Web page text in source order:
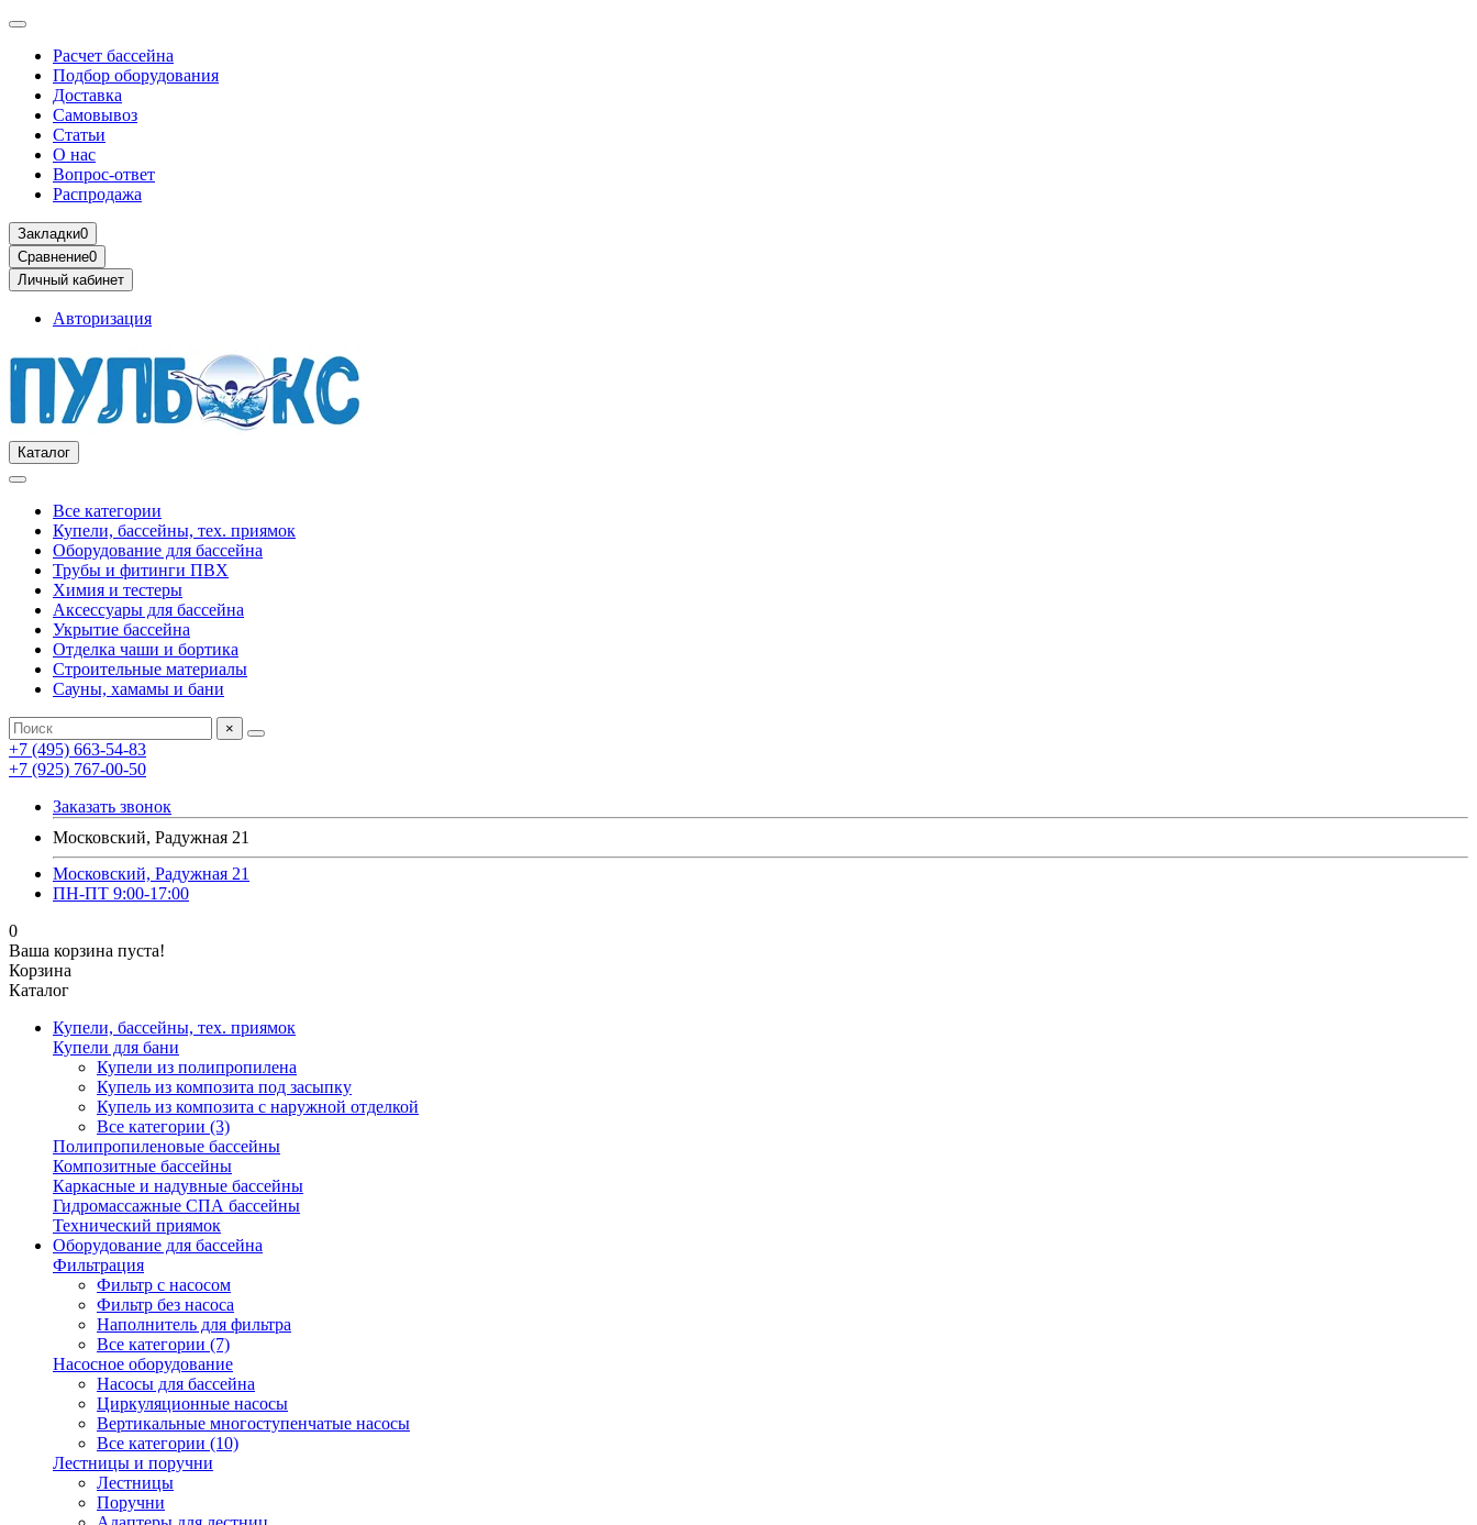
Расчет бассейна
Подбор оборудования
Доставка
Самовывоз
Статьи
О нас
Вопрос-ответ
Распродажа
Закладки0
Сравнение0
Личный кабинет
Авторизация
Каталог
Все категории
Купели, бассейны, тех. приямок
Оборудование для бассейна
Трубы и фитинги ПВХ
Химия и тестеры
Аксессуары для бассейна
Укрытие бассейна
Отделка чаши и бортика
Строительные материалы
Сауны, хамамы и бани
×
+7 (495) 663-54-83
+7 (925) 767-00-50
Заказать звонок
Московский, Радужная 21
Московский, Радужная 21
ПН-ПТ 9:00-17:00
0
Ваша корзина пуста!
Корзина
Каталог
Купели, бассейны, тех. приямок
Купели для бани
Купели из полипропилена
Купель из композита под засыпку
Купель из композита с наружной отделкой
Все категории (3)
Полипропиленовые бассейны
Композитные бассейны
Каркасные и надувные бассейны
Гидромассажные СПА бассейны
Технический приямок
Оборудование для бассейна
Фильтрация
Фильтр с насосом
Фильтр без насоса
Наполнитель для фильтра
Все категории (7)
Насосное оборудование
Насосы для бассейна
Циркуляционные насосы
Вертикальные многоступенчатые насосы
Все категории (10)
Лестницы и поручни
Лестницы
Поручни